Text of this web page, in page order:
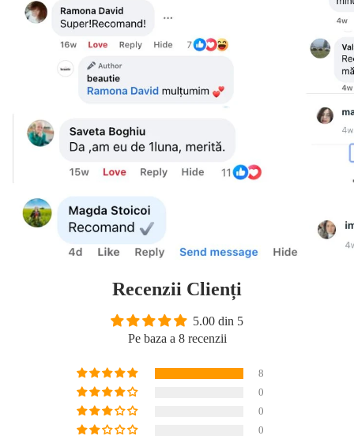
Recenzii Clienți
5.00 din 5
Pe baza a 8 recenzii
8
0
0
0